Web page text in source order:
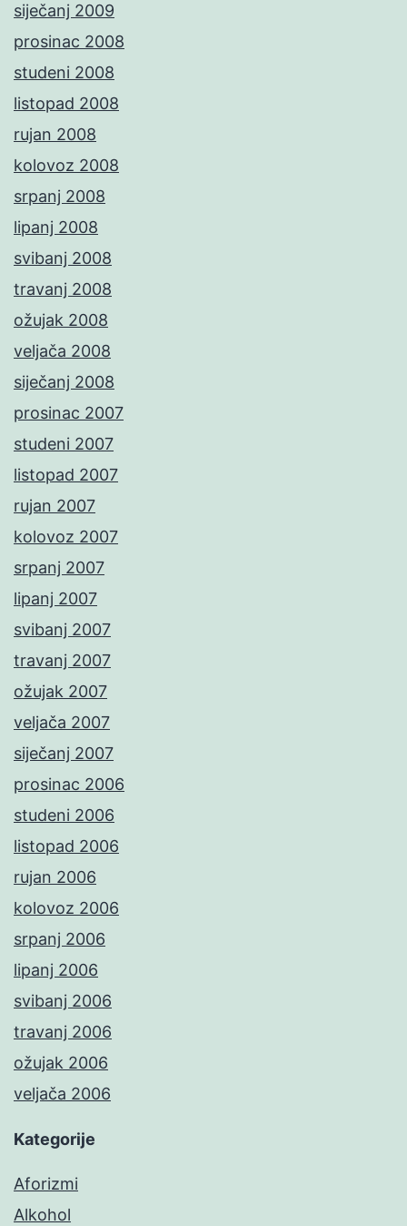
siječanj 2009
prosinac 2008
studeni 2008
listopad 2008
rujan 2008
kolovoz 2008
srpanj 2008
lipanj 2008
svibanj 2008
travanj 2008
ožujak 2008
veljača 2008
siječanj 2008
prosinac 2007
studeni 2007
listopad 2007
rujan 2007
kolovoz 2007
srpanj 2007
lipanj 2007
svibanj 2007
travanj 2007
ožujak 2007
veljača 2007
siječanj 2007
prosinac 2006
studeni 2006
listopad 2006
rujan 2006
kolovoz 2006
srpanj 2006
lipanj 2006
svibanj 2006
travanj 2006
ožujak 2006
veljača 2006
Kategorije
Aforizmi
Alkohol